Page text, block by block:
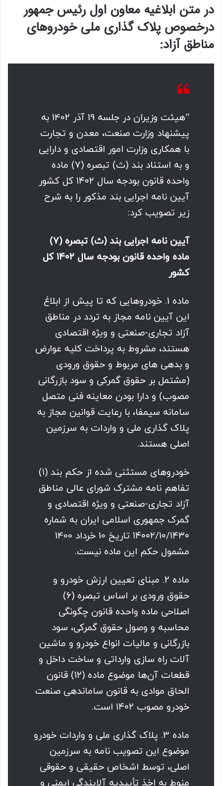
در متن ابلاغیه معاون اول رئیس جمهور
درخصوص پلاک گذاری ملی خودروهای
مناطق آزاد:
”هیئت وزیران در جلسه 19 آذر 1402 به
پیشنهاد وزارت صنعت، معدن و تجارت
با همکاری وزارت امور اقتصادی و دارایی
و به استناد بند (ث) تبصره (۷) ماده
واحده قانون بودجه سال ۱۴۰۲ کل کشور
آیین نامه اجرایی بند مذکور را به شرح
زیر تصویب کرد:
آیین نامه اجرایی بند (ث) تبصره (۷)
ماده واحده قانون بودجه سال ۱۴۰۲ کل
کشور
ماده 1. خودروهایی که تا پیش از ابلاغ
این آیین نامه مجاز به تردد در مناطق
آزاد تجاری-صنعتی و ویژه اقتصادی
هستند، مشروط به پرداخت کلیه عوارض
و بدهی های مربوط و حقوق ورودی
(مشتمل بر حقوق گمرکی و سود بازرگانی
مصوب) و دارا بودن معاینه فنی متصل
سامانه سیمفا، با رعایت قوانین مجاز به
پلاک گذاری ملی و واردات به سرزمین
اصلی هستند.
خودروهای مستثنی شده از حکم بند (۱)
تفاهم نامه مشترک شورای عالی مناطق
آزاد تجاری-صنعتی و ویژه اقتصادی و
گمرک جمهوری اسلامی ایران به شماره
۱۴۰۰۲/۱۰/۱۴۳۰ تاریخ 10 خرداد 1400
مشمول حکم این ماده نیست.
ماده 2. مبنای تعیین ارزش خودرو و
حقوق ورودی بر اساس تبصره (۶)
اصلاحی ماده واحده قانون چگونگی
محاسبه و وصول حقوق گمرکی، سود
بازرگانی و مالیات انواع خودرو و ماشین
آلات راه سازی وارداتی و ساخت داخل و
قطعات آن‌ها موضوع ماده (۱۲) قانون
الحاق موادی به قانون ساماندهی صنعت
خودرو مصوب ۱۴۰۲ است.
ماده 3. پلاک گذاری ملی و واردات خودرو
موضوع این تصویب نامه به سرزمین
اصلی، توسط اشخاص حقیقی و حقوقی